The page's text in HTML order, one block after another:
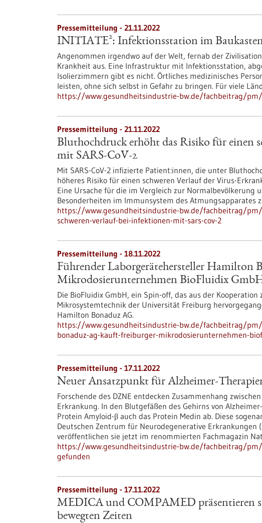
Pressemitteilung - 21.11.2022
INITIATE²: Infektionsstation im
Angenommen irgendwo auf der Welt, fernab der
Krankheit aus. Eine Infrastruktur mit Infektionsstation,
Isolierzimmern gibt es nicht. Örtliches medizinisches
leisten, ohne sich selbst in Gefahr zu bringen. Für viele
https://www.gesundheitsindustrie-bw.de/fachbeitrag/
Pressemitteilung - 21.11.2022
Bluthochdruck erhöht das Risiko für einen
mit SARS-CoV-2
Mit SARS-CoV-2 infizierte Patient:innen, die unter
höheres Risiko für einen schweren Verlauf der Virus-
Eine Ursache für die im Vergleich zur Normalbevölkerung
Besonderheiten im Immunsystem des Atmungsapparates
https://www.gesundheitsindustrie-bw.de/fachbeitrag/
schweren-verlauf-bei-infektionen-mit-sars-cov-2
Pressemitteilung - 18.11.2022
Führender Laborgerätehersteller Hamilton
Mikrodosierunternehmen BioFluidix
Die BioFluidix GmbH, ein Spin-off, das aus der
Mikrosystemtechnik der Universität Freiburg
Hamilton Bonaduz AG.
https://www.gesundheitsindustrie-bw.de/fachbeitrag/
bonaduz-ag-kauft-freiburger-mikrodosierunternehmen-
Pressemitteilung - 17.11.2022
Neuer Ansatzpunkt für Alzheimer-
Forschende des DZNE entdecken Zusammenhang
Erkrankung. In den Blutgefäßen des Gehirns von
Protein Amyloid-β auch das Protein Medin ab. Diese
Deutschen Zentrum für Neurodegenerative Erkrankungen
veröffentlichen sie jetzt im renommierten Fachmagazin
https://www.gesundheitsindustrie-bw.de/fachbeitrag/
gefunden
Pressemitteilung - 17.11.2022
MEDICA und COMPAMED präsentieren
bewegten Zeiten